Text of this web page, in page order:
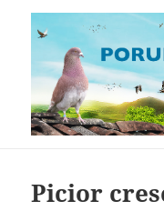
Picior